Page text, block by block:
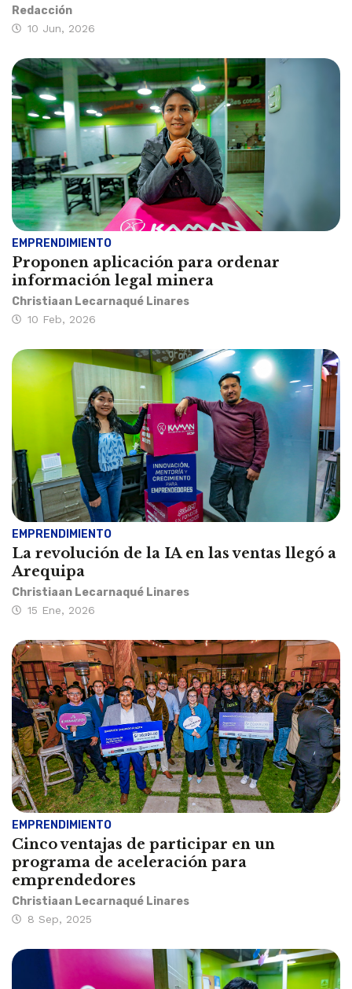
Redacción
10 Jun, 2026
EMPRENDIMIENTO
Proponen aplicación para ordenar
información legal minera
Christiaan Lecarnaqué Linares
10 Feb, 2026
EMPRENDIMIENTO
La revolución de la IA en las ventas llegó a
Arequipa
Christiaan Lecarnaqué Linares
15 Ene, 2026
EMPRENDIMIENTO
Cinco ventajas de participar en un
programa de aceleración para
emprendedores
Christiaan Lecarnaqué Linares
8 Sep, 2025